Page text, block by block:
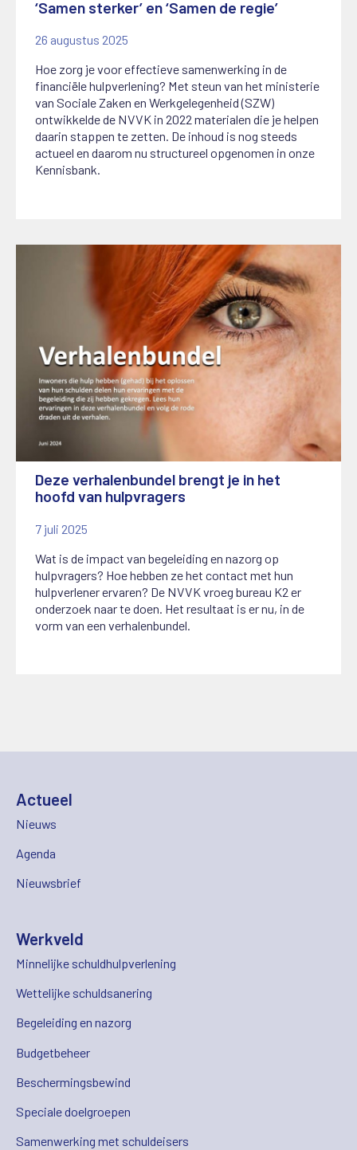
‘Samen sterker’ en ‘Samen de regie’
26 augustus 2025
Hoe zorg je voor effectieve samenwerking in de
financiële hulpverlening? Met steun van het ministerie
van Sociale Zaken en Werkgelegenheid (SZW)
ontwikkelde de NVVK in 2022 materialen die je helpen
daarin stappen te zetten. De inhoud is nog steeds
actueel en daarom nu structureel opgenomen in onze
Kennisbank.
Deze verhalenbundel brengt je in het
hoofd van hulpvragers
7 juli 2025
Wat is de impact van begeleiding en nazorg op
hulpvragers? Hoe hebben ze het contact met hun
hulpverlener ervaren? De NVVK vroeg bureau K2 er
onderzoek naar te doen. Het resultaat is er nu, in de
vorm van een verhalenbundel.
Actueel
Nieuws
Agenda
Nieuwsbrief
Werkveld
Minnelijke schuldhulpverlening
Wettelijke schuldsanering
Begeleiding en nazorg
Budgetbeheer
Beschermingsbewind
Speciale doelgroepen
Samenwerking met schuldeisers